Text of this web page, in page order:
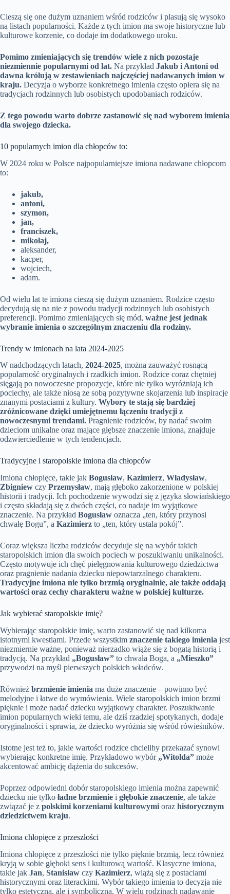
Cieszą się one dużym uznaniem wśród rodziców i plasują się wysoko
na listach popularności. Każde z tych imion ma swoje historyczne lub
kulturowe korzenie, co dodaje im dodatkowego uroku.
Pomimo zmieniających się trendów wiele z nich pozostaje
niezmiennie popularnymi od lat. Na przykład Jakub i Antoni od
dawna królują w zestawieniach najczęściej nadawanych imion w
kraju. Decyzja o wyborze konkretnego imienia często opiera się na
tradycjach rodzinnych lub osobistych upodobaniach rodziców.
Z tego powodu warto dobrze zastanowić się nad wyborem imienia
dla swojego dziecka.
10 popularnych imion dla chłopców to:
W 2024 roku w Polsce najpopularniejsze imiona nadawane chłopcom
to:
jakub,
antoni,
szymon,
jan,
franciszek,
mikołaj,
aleksander,
kacper,
wojciech,
adam.
Od wielu lat te imiona cieszą się dużym uznaniem. Rodzice często
decydują się na nie z powodu tradycji rodzinnych lub osobistych
preferencji. Pomimo zmieniających się mód, ważne jest jednak
wybranie imienia o szczególnym znaczeniu dla rodziny.
Trendy w imionach na lata 2024-2025
W nadchodzących latach, 2024-2025, można zauważyć rosnącą
popularność oryginalnych i rzadkich imion. Rodzice coraz chętniej
sięgają po nowoczesne propozycje, które nie tylko wyróżniają ich
pociechy, ale także niosą ze sobą pozytywne skojarzenia lub inspiracje
znanymi postaciami z kultury. Wybory te stają się bardziej
zróżnicowane dzięki umiejętnemu łączeniu tradycji z
nowoczesnymi trendami. Pragnienie rodziców, by nadać swoim
dzieciom unikalne oraz mające głębsze znaczenie imiona, znajduje
odzwierciedlenie w tych tendencjach.
Tradycyjne i staropolskie imiona dla chłopców
Imiona chłopięce, takie jak Bogusław, Kazimierz, Władysław,
Zbigniew czy Przemysław, mają głęboko zakorzenione w polskiej
historii i tradycji. Ich pochodzenie wywodzi się z języka słowiańskiego
i często składają się z dwóch części, co nadaje im wyjątkowe
znaczenie. Na przykład Bogusław oznacza „ten, który przynosi
chwałę Bogu”, a Kazimierz to „ten, który ustala pokój”.
Coraz większa liczba rodziców decyduje się na wybór takich
staropolskich imion dla swoich pociech w poszukiwaniu unikalności.
Często motywuje ich chęć pielęgnowania kulturowego dziedzictwa
oraz pragnienie nadania dziecku niepowtarzalnego charakteru.
Tradycyjne imiona nie tylko brzmią oryginalnie, ale także oddają
wartości oraz cechy charakteru ważne w polskiej kulturze.
Jak wybierać staropolskie imię?
Wybierając staropolskie imię, warto zastanowić się nad kilkoma
istotnymi kwestiami. Przede wszystkim znaczenie takiego imienia jest
niezmiernie ważne, ponieważ nierzadko wiąże się z bogatą historią i
tradycją. Na przykład „Bogusław” to chwała Boga, a „Mieszko”
przywodzi na myśl pierwszych polskich władców.
Również brzmienie imienia ma duże znaczenie – powinno być
melodyjne i łatwe do wymówienia. Wiele staropolskich imion brzmi
pięknie i może nadać dziecku wyjątkowy charakter. Poszukiwanie
imion popularnych wieki temu, ale dziś rzadziej spotykanych, dodaje
oryginalności i sprawia, że dziecko wyróżnia się wśród rówieśników.
Istotne jest też to, jakie wartości rodzice chcieliby przekazać synowi
wybierając konkretne imię. Przykładowo wybór „Witolda” może
akcentować ambicję dążenia do sukcesów.
Poprzez odpowiedni dobór staropolskiego imienia można zapewnić
dziecku nie tylko ładne brzmienie i głębokie znaczenie, ale także
związać je z polskimi korzeniami kulturowymi oraz historycznym
dziedzictwem kraju.
Imiona chłopięce z przeszłości
Imiona chłopięce z przeszłości nie tylko pięknie brzmią, lecz również
kryją w sobie głęboki sens i kulturową wartość. Klasyczne imiona,
takie jak Jan, Stanisław czy Kazimierz, wiążą się z postaciami
historycznymi oraz literackimi. Wybór takiego imienia to decyzja nie
tylko estetyczna, ale i symboliczna. W wielu rodzinach nadawanie